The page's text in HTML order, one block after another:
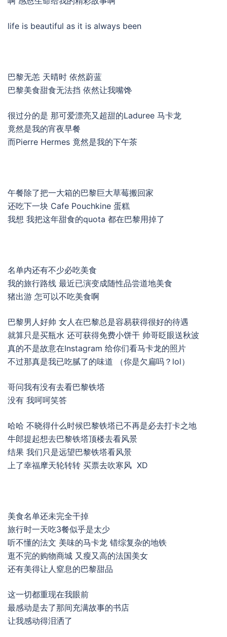
life is beautiful as it is always been
巴黎无恙 天晴时 依然蔚蓝
巴黎美食甜食无法挡 依然让我嘴馋
很过分的是 那可爱漂亮又超甜的Laduree 马卡龙
竟然是我的宵夜早餐
而Pierre Hermes 竟然是我的下午茶
午餐除了把一大箱的巴黎巨大草莓搬回家
还吃下一块 Cafe Pouchkine 蛋糕
我想 我把这年甜食的quota 都在巴黎用掉了
名单内还有不少必吃美食
我的旅行路线 最近已演变成随性品尝道地美食
猪出游 怎可以不吃美食啊
巴黎男人好帅 女人在巴黎总是容易获得很好的待遇
就算只是买瓶水 还可获得免费小饼干 帅哥眨眼送秋波
真的不是故意在Instagram 给你们看马卡龙的照片
不过那真是我已吃腻了的味道 （你是欠扁吗？lol）
哥问我有没有去看巴黎铁塔
没有 我呵呵笑答
哈哈 不晓得什么时候巴黎铁塔已不再是必去打卡之地
牛郎提起想去巴黎铁塔顶楼去看风景
结果 我们只是远望巴黎铁塔看风景
上了幸福摩天轮转转 买票去吹寒风 XD
美食名单还未完全干掉
旅行时一天吃3餐似乎是太少
听不懂的法文 美味的马卡龙 错综复杂的地铁
逛不完的购物商城 又瘦又高的法国美女
还有美得让人窒息的巴黎甜品
这一切都重现在我眼前
最感动是去了那间充满故事的书店
让我感动得泪洒了